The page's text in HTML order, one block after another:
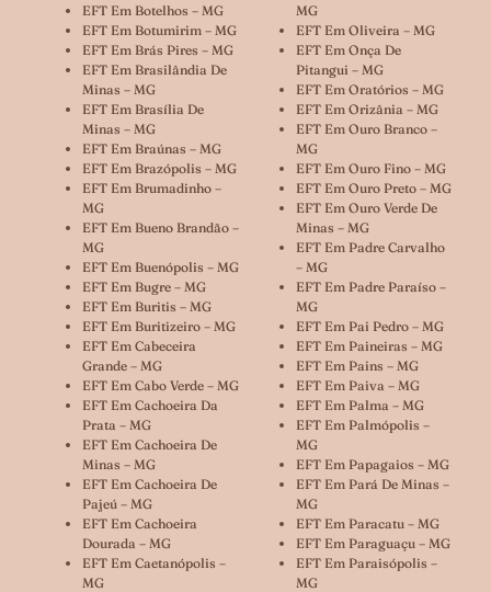
EFT Em Botelhos – MG
EFT Em Botumirim – MG
EFT Em Brás Pires – MG
EFT Em Brasilândia De
Minas – MG
EFT Em Brasília De
Minas – MG
EFT Em Braúnas – MG
EFT Em Brazópolis – MG
EFT Em Brumadinho –
MG
EFT Em Bueno Brandão –
MG
EFT Em Buenópolis – MG
EFT Em Bugre – MG
EFT Em Buritis – MG
EFT Em Buritizeiro – MG
EFT Em Cabeceira
Grande – MG
EFT Em Cabo Verde – MG
EFT Em Cachoeira Da
Prata – MG
EFT Em Cachoeira De
Minas – MG
EFT Em Cachoeira De
Pajeú – MG
EFT Em Cachoeira
Dourada – MG
EFT Em Caetanópolis –
MG
MG
EFT Em Oliveira – MG
EFT Em Onça De
Pitangui – MG
EFT Em Oratórios – MG
EFT Em Orizânia – MG
EFT Em Ouro Branco –
MG
EFT Em Ouro Fino – MG
EFT Em Ouro Preto – MG
EFT Em Ouro Verde De
Minas – MG
EFT Em Padre Carvalho
– MG
EFT Em Padre Paraíso –
MG
EFT Em Pai Pedro – MG
EFT Em Paineiras – MG
EFT Em Pains – MG
EFT Em Paiva – MG
EFT Em Palma – MG
EFT Em Palmópolis –
MG
EFT Em Papagaios – MG
EFT Em Pará De Minas –
MG
EFT Em Paracatu – MG
EFT Em Paraguaçu – MG
EFT Em Paraisópolis –
MG